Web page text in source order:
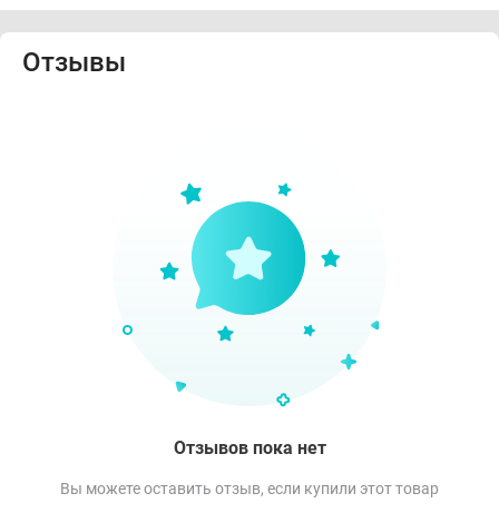
Отзывы
Отзывов пока нет
Вы можете оставить отзыв, если купили этот товар